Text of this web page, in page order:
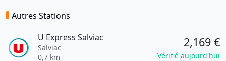
Autres Stations
U Express Salviac
Salviac
0,7 km
2,169 €
Vérifié aujourd'hui